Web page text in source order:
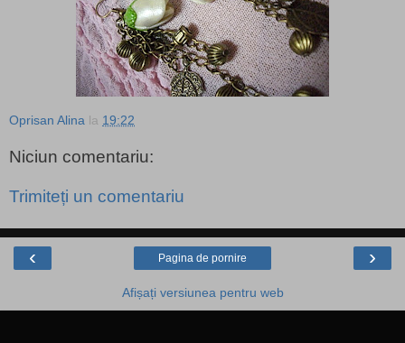
Oprisan Alina la 19:22
Niciun comentariu:
Trimiteți un comentariu
‹ ›
Pagina de pornire
Afișați versiunea pentru web